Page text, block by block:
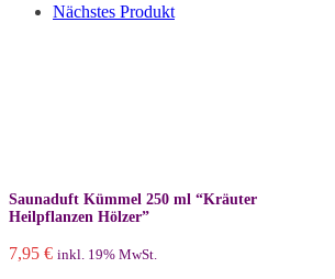
Nächstes Produkt
Saunaduft Kümmel 250 ml “Kräuter
Heilpflanzen Hölzer”
7,95 € inkl. 19% MwSt.